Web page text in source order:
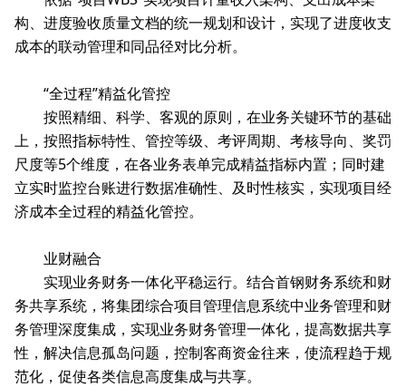
构、进度验收质量文档的统一规划和设计，实现了进度收支
成本的联动管理和同品径对比分析。
“全过程”精益化管控
按照精细、科学、客观的原则，在业务关键环节的基础
上，按照指标特性、管控等级、考评周期、考核导向、奖罚
尺度等5个维度，在各业务表单完成精益指标内置；同时建
立实时监控台账进行数据准确性、及时性核实，实现项目经
济成本全过程的精益化管控。
业财融合
实现业务财务一体化平稳运行。结合首钢财务系统和财
务共享系统，将集团综合项目管理信息系统中业务管理和财
务管理深度集成，实现业务财务管理一体化，提高数据共享
性，解决信息孤岛问题，控制客商资金往来，使流程趋于规
范化，促使各类信息高度集成与共享。